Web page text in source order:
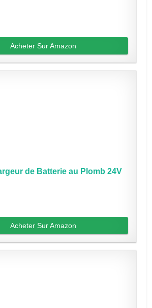
Acheter Sur Amazon
de Batterie au Plomb 24V
Acheter Sur Amazon